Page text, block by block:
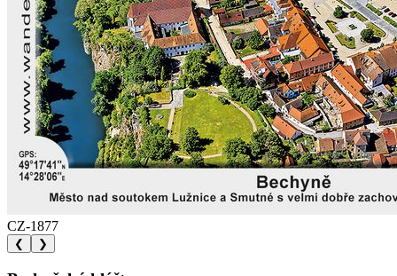
CZ-1877
❮ ❯